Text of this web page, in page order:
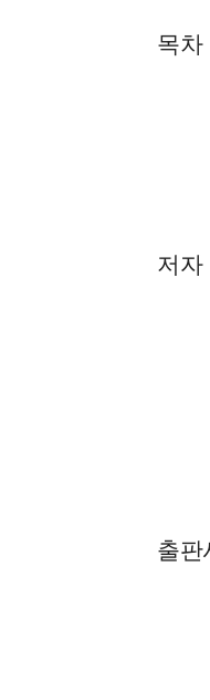
목차
저자
출판